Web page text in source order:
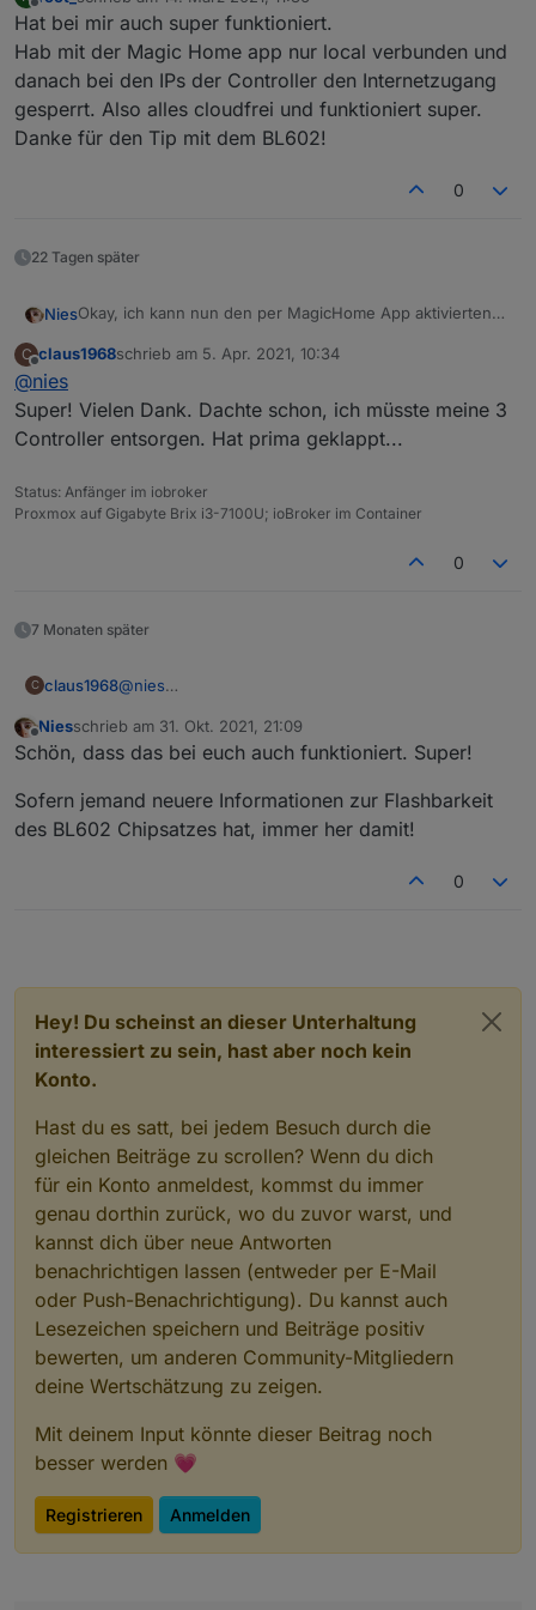
Auf ali gibt es nun die ersten BL602 Development Boards.
Offlinezuletzt editiert von
Hat bei mir auch super funktioniert.
Hab mit der Magic Home app nur local verbunden und
danach bei den IPs der Controller den Internetzugang
gesperrt. Also alles cloudfrei und funktioniert super.
Danke für den Tip mit dem BL602!
0
22 Tagen später
NiesOkay, ich kann nun den per MagicHome App aktivierten
Der WiFi Light Adapter erkennt per "Gerät suchen"
ZJ2145" (Google spuckt zu der Kennung gar nichts aus.
Großartig!). Die korrekte IP vom Controller ist dann
eingetragen. Was noch fehlt ist der Typ. Dort "LD382A"
sollte unter Objekte unter der Bezeichnung wifilight.0
euer Controller auftauchen. Viel Spaß.
Auf ali gibt es nun die ersten BL602 Development Boards.
C
Offline
claus1968schrieb am 5. Apr. 2021, 10:34
zuletzt editiert von
@nies
Super! Vielen Dank. Dachte schon, ich müsste meine 3
Controller entsorgen. Hat prima geklappt...
Status: Anfänger im iobroker
Proxmox auf Gigabyte Brix i3-7100U; ioBroker im Container
0
7 Monaten später
C claus1968@nies
meine 3 Controller entsorgen. Hat prima geklappt...
Offline
Niesschrieb am 31. Okt. 2021, 21:09
zuletzt editiert von
Schön, dass das bei euch auch funktioniert. Super!
Sofern jemand neuere Informationen zur Flashbarkeit
des BL602 Chipsatzes hat, immer her damit!
0
Hey! Du scheinst an dieser Unterhaltung
interessiert zu sein, hast aber noch kein
Konto.
Hast du es satt, bei jedem Besuch durch die
gleichen Beiträge zu scrollen? Wenn du dich
für ein Konto anmeldest, kommst du immer
genau dorthin zurück, wo du zuvor warst, und
kannst dich über neue Antworten
benachrichtigen lassen (entweder per E-Mail
oder Push-Benachrichtigung). Du kannst auch
Lesezeichen speichern und Beiträge positiv
bewerten, um anderen Community-Mitgliedern
deine Wertschätzung zu zeigen.
Mit deinem Input könnte dieser Beitrag noch
besser werden 💗
Registrieren Anmelden